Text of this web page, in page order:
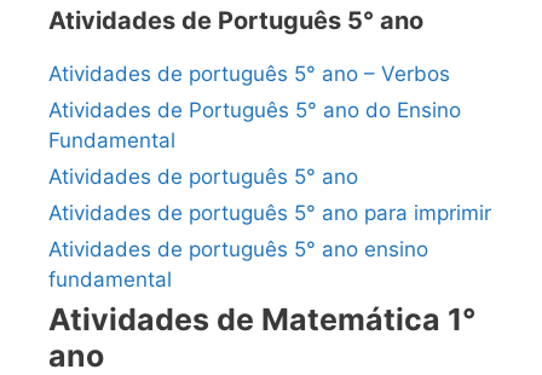
Atividades de Português 5° ano
Atividades de português 5° ano – Verbos
Atividades de Português 5° ano do Ensino
Fundamental
Atividades de português 5° ano
Atividades de português 5° ano para imprimir
Atividades de português 5° ano ensino
fundamental
Atividades de Matemática 1°
ano